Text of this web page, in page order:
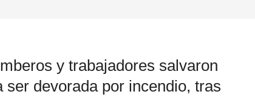
y trabajadores salvaron
devorada por incendio, tras